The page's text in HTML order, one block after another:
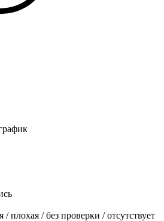
/ плохая / без проверки / отсутствует